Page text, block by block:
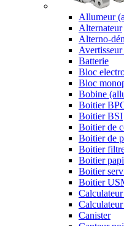
Allumeur
Alternateur
Alterno-
Batterie
Bloc
Bloc
Bobine
Boitier
Boitier BSI
Boitier de
Boitier de
Boitier
Boitier
Boitier
Boitier
Canister